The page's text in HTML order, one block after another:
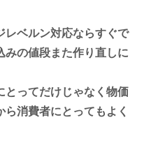
レベルン対応ならすぐで
みの値段また作り直しに
とってだけじゃなく物価
消費者にとってもよく